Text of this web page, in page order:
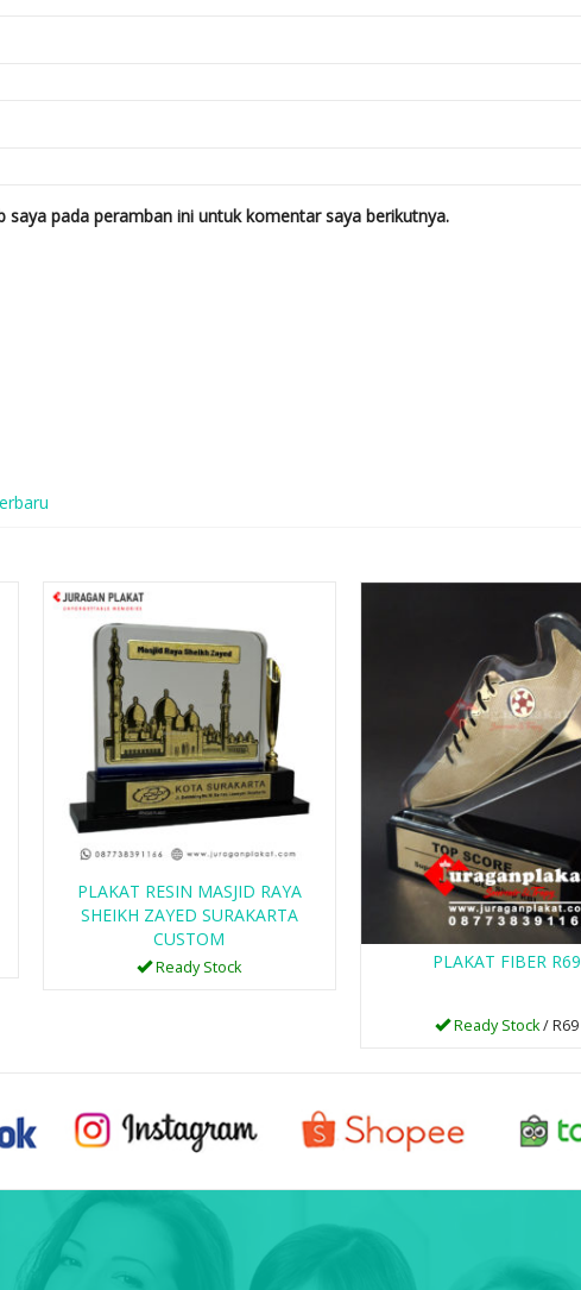
saya pada peramban ini untuk komentar saya berikutnya.
PLAKAT RESIN MASJID RAYA
SHEIKH ZAYED SURAKARTA
CUSTOM
Ready Stock PLAKAT FIBER R69
Ready Stock/ R69